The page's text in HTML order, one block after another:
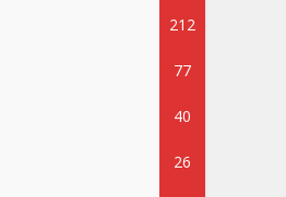
212
77
40
26